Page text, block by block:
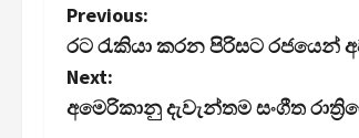
P
o
s
Previous:
රට රැකියා කරන පිරිසට රජයෙන්
Next:
අමෙරිකානු දැවැන්තම සංගීත